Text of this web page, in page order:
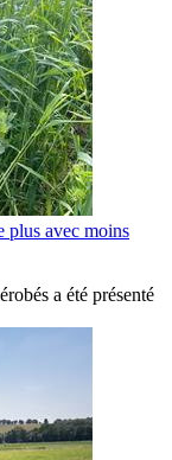
plus avec moins
a été présenté